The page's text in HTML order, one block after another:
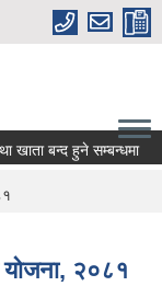
बन्द हुने सम्बन्धमा ।
योजना, २०८१